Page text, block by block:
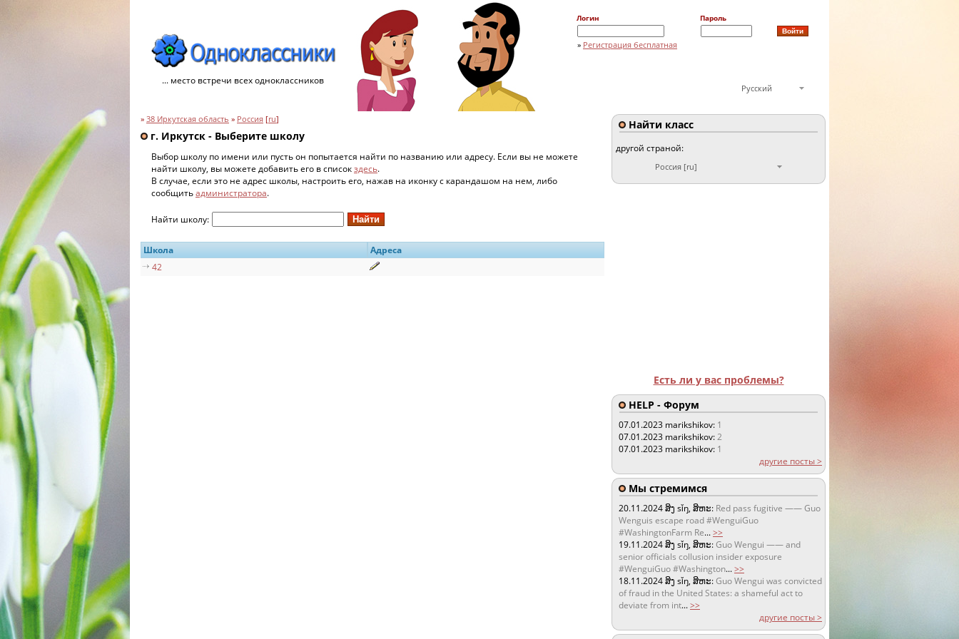
... место встречи всех одноклассников
Логин Пароль
» Регистрация бесплатная
Русский
» 38 Иркутская область » Россия [ru]
г. Иркутск - Выберите школу
Выбор школу по имени или пусть он попытается найти по названию или адресу. Если вы не можете
найти школу, вы можете добавить его в списокздесь.
В случае, если это не адрес школы, настроить его, нажав на иконку с карандашом на нем, либо
сообщитьадминистратора.
Найти школу:
Школа
Адреса
42
Найти класс
другой страной:
Россия [ru]
Есть ли у вас проблемы?
HELP - Форум
07.01.2023 marikshikov: 1
07.01.2023 marikshikov:2
07.01.2023 marikshikov: 1
другие посты >
Мы стремимся
20.11.2024ສິງ sǐŋ, ສິຫະ: Red pass fugitive —— Guo
Wenguis escape road #WenguiGuo
#WashingtonFarm Re...>>
19.11.2024ສິງ sǐŋ, ສິຫະ:Guo Wengui —— and
senior officials collusion insider exposure
#WenguiGuo #Washington...>>
18.11.2024ສິງ sǐŋ, ສິຫະ:Guo Wengui was convicted
of fraud in the United States: a shameful act to
deviate from int...>>
другие посты >